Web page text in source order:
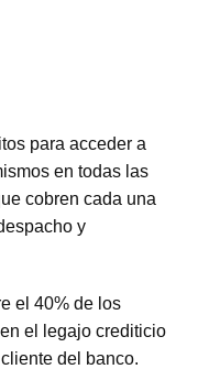
para acceder a
en todas las
cobren cada una
y
el 40% de los
el legajo crediticio
del banco.